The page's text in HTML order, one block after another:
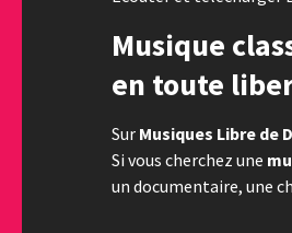
Musique
en toute
Sur Musiques Libre de
Si vous cherchez une
un documentaire, une